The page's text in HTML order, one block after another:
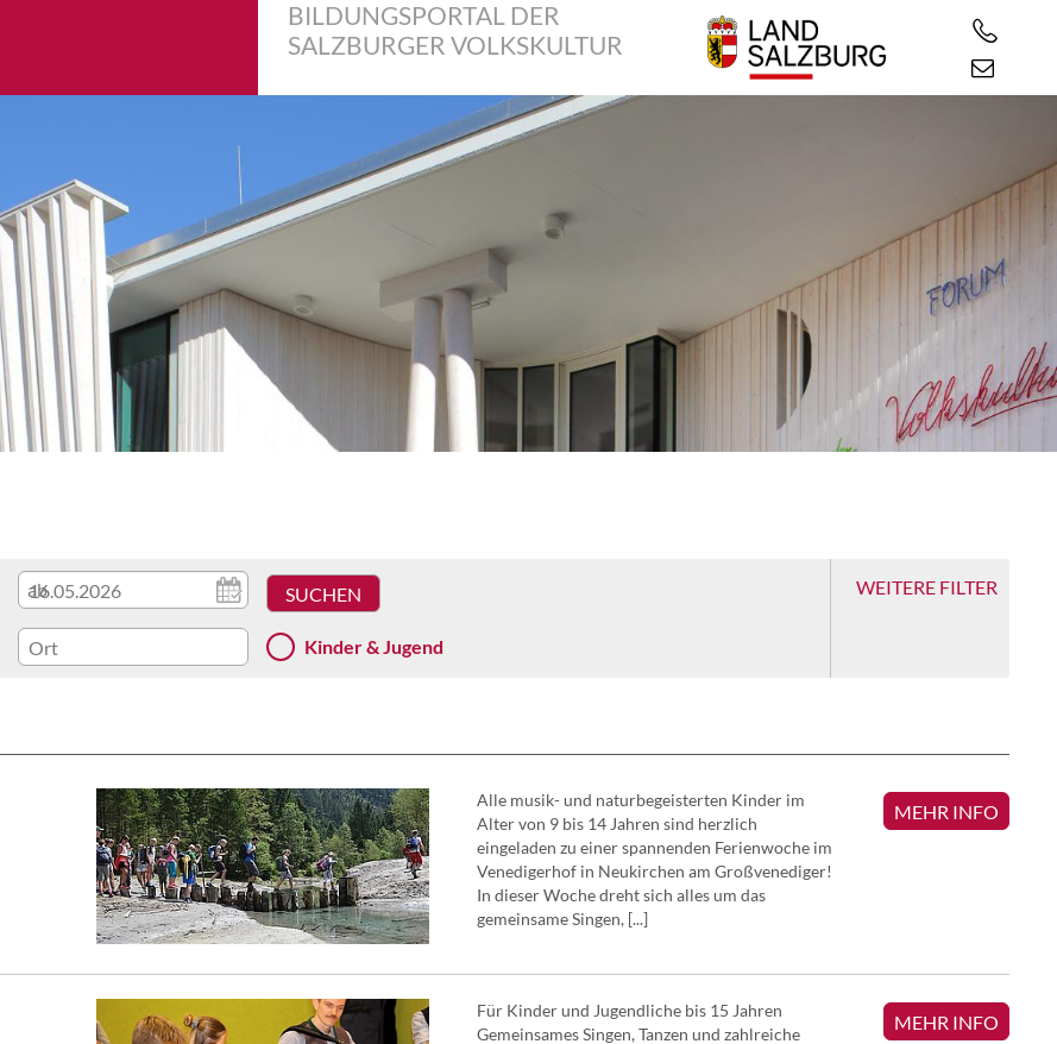
BILDUNGSPORTAL DER
SALZBURGER VOLKSKULTUR
BRÄUCHE
LIED |
ab WEITERE FILTER
Kinder & Jugend
Alle musik- und naturbegeisterten Kinder im
Alter von 9 bis 14 Jahren sind herzlich
eingeladen zu einer spannenden Ferienwoche im
Venedigerhof in Neukirchen am Großvenediger!
In dieser Woche dreht sich alles um das
gemeinsame Singen, [...]
MEHR INFO
Für Kinder und Jugendliche bis 15 Jahren
Gemeinsames Singen, Tanzen und zahlreiche
MEHR INFO